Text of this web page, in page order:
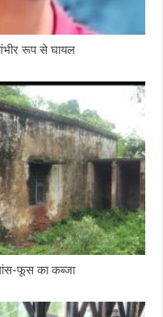
रूप से घायल
फूस का कब्जा